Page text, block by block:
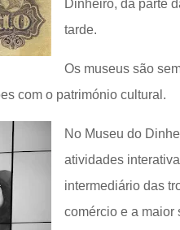
Dinheiro, da parte
tarde.
Os museus são
com o património cultural.
No Museu do
atividades
intermediário das
comércio e a maior